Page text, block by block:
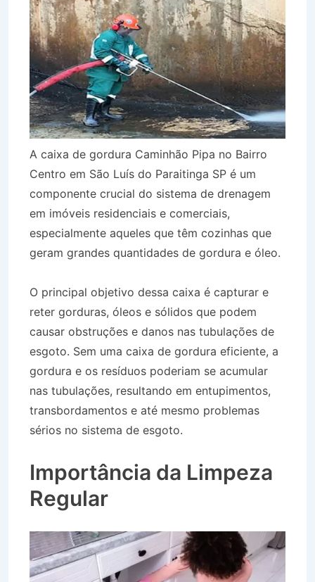
A caixa de gordura Caminhão Pipa no Bairro
Centro em São Luís do Paraitinga SP é um
componente crucial do sistema de drenagem
em imóveis residenciais e comerciais,
especialmente aqueles que têm cozinhas que
geram grandes quantidades de gordura e óleo.
O principal objetivo dessa caixa é capturar e
reter gorduras, óleos e sólidos que podem
causar obstruções e danos nas tubulações de
esgoto. Sem uma caixa de gordura eficiente, a
gordura e os resíduos poderiam se acumular
nas tubulações, resultando em entupimentos,
transbordamentos e até mesmo problemas
sérios no sistema de esgoto.
Importância da Limpeza
Regular